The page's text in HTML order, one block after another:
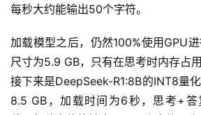
I
干
群
运
每秒大约能输出50个字符。
加载模型之后，仍然100%使用GPU
尺寸为5.9 GB，只有在思考时内存占用
接下来是DeepSeek-R1:8B的INT8量
8.5 GB，加载时间为6秒，思考+